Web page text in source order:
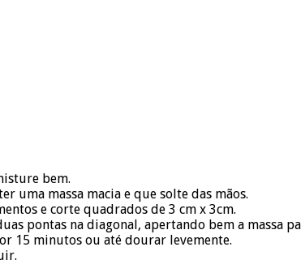
bem.
uma massa macia e que solte das mãos.
e corte quadrados de 3 cm x 3cm.
pontas na diagonal, apertando bem a massa
15 minutos ou até dourar levemente.